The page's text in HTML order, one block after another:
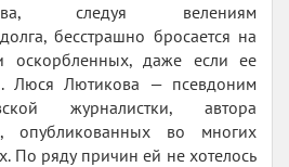
следуя велениям
бесстрашно бросается на
оскорбленных, даже если ее
Люся Лютикова — псевдоним
журналистки, автора
опубликованных во многих
По ряду причин ей не хотелось